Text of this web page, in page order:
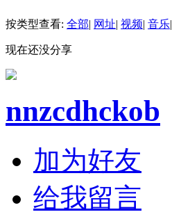
按类型查看: 全部| 网址| 视频| 音乐|
现在还没分享
nnzcdhckob
加为好友
给我留言